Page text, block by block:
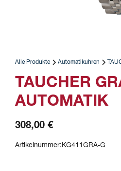
Alle Produkte Automatikuhren
TAUCHER
AUTOMATIK
308,00 €
Artikelnummer:KG411GRA-G